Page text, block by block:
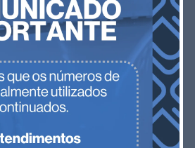
nova fase, mesma
Intravítreo: Por que o
Exige Controle Técnico